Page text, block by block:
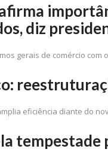
diz
gerais de comércio com
eficiência diante do
tempestade